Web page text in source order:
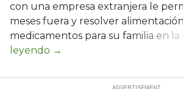
con una empresa extranjera le
meses fuera y resolver
medicamentos para su familia en la